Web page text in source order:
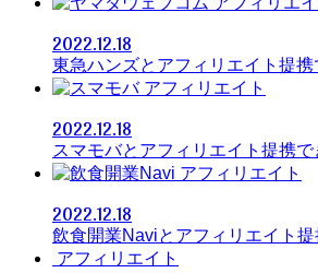
2022.12.18
東急ハンズとアフィリエイト提携
アフィリエイト
2022.12.18
スマモバとアフィリエイト提携で
アフィリエイト
2022.12.18
飲食開業Naviとアフィリエイト
アフィリエイト